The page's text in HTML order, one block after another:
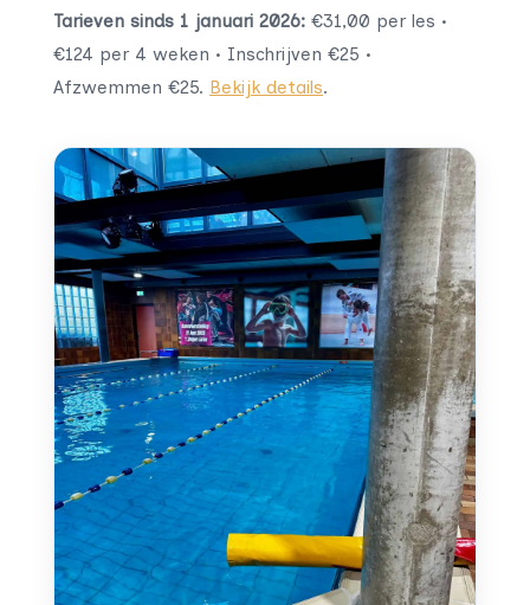
Tarieven sinds 1 januari 2026: €31,00 per les •
€124 per 4 weken • Inschrijven €25 •
Afzwemmen €25. Bekijk details.